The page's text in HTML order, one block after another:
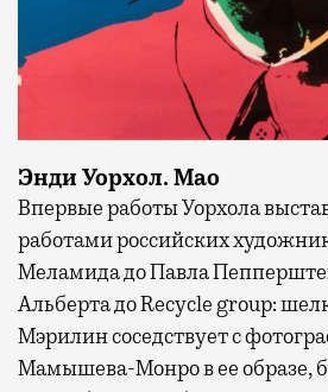
Энди Уорхол. Мао
Впервые работы Уорхола
работами российских
Меламида до Павла
Альберта до Recycle group:
Мэрилин соседствует с
Мамышева-Монро в ее образе,